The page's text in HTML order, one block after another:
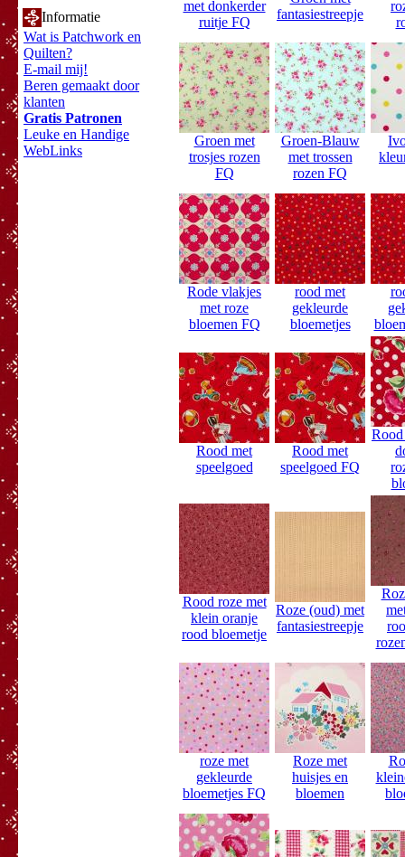
Informatie
Wat is Patchwork en
Quilten?
E-mail mij!
Beren gemaakt door
klanten
Gratis Patronen
Leuke en Handige
WebLinks
met donkerder
ruitje FQ
fantasiestreepje
Groen met
trosjes rozen
FQ
Groen-Blauw
met trossen
rozen FQ
Rode vlakjes
met roze
bloemen FQ
rood met
gekleurde
bloemetjes
Rood met
speelgoed
Rood met
speelgoed FQ
Rood roze met
klein oranje
rood bloemetje
Roze (oud) met
fantasiestreepje
roze met
gekleurde
bloemetjes FQ
Roze met
huisjes en
bloemen